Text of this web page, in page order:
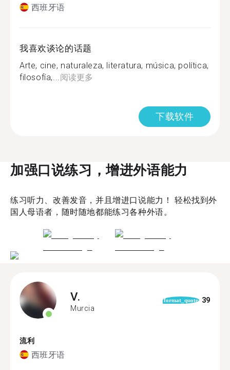
西班牙语
我喜欢谈论的话题
Arte, cine, naturaleza, literatura, música, política,
filosofía,... 阅读更多
下载软件
加强口说练习，增进外语能力
练习听力、改善发音，并且增进口说能力！ 轻松找到外
国人母语者，随时随地都能练习各种外语。
V.
Murcia
format_quote 39
流利
西班牙语